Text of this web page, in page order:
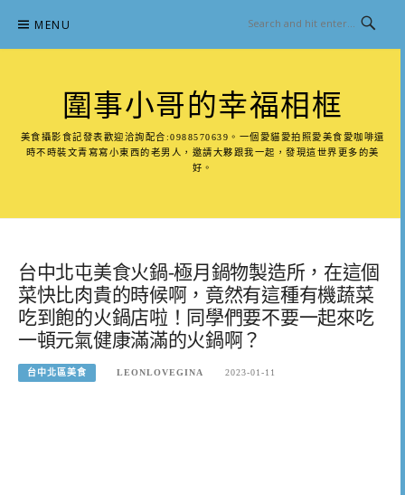
content
MENU
圍事小哥的幸福相框
美食攝影食記發表歡迎洽詢配合:0988570639。一個愛貓愛拍照愛美食愛咖啡還
時不時裝文青寫寫小東西的老男人，邀請大夥跟我一起，發現這世界更多的美
好。
台中北屯美食火鍋-極月鍋物製造所，在這個
菜快比肉貴的時候啊，竟然有這種有機蔬菜
吃到飽的火鍋店啦！同學們要不要一起來吃
一頓元氣健康滿滿的火鍋啊？
台中北區美食 LEONLOVEGINA 2023-01-11